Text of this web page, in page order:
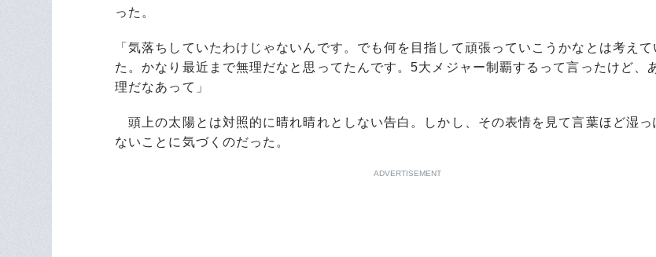
った。
「気落ちしていたわけじゃないんです。でも何を目指して頑張っていこうかなとは考えて
た。かなり最近まで無理だなと思ってたんです。5大メジャー制覇するって言ったけど、
理だなあって」
頭上の太陽とは対照的に晴れ晴れとしない告白。しかし、その表情を見て言葉ほど湿っ
ないことに気づくのだった。
ADVERTISEMENT